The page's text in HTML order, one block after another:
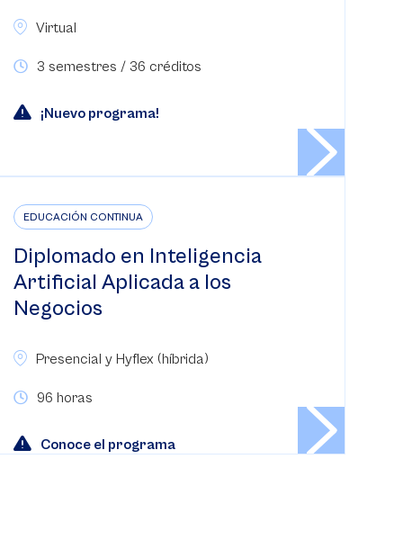
Virtual
3 semestres / 36 créditos
¡Nuevo programa!
EDUCACIÓN CONTINUA
Diplomado en Inteligencia
Artificial Aplicada a los
Negocios
Presencial y Hyflex (híbrida)
96 horas
Conoce el programa